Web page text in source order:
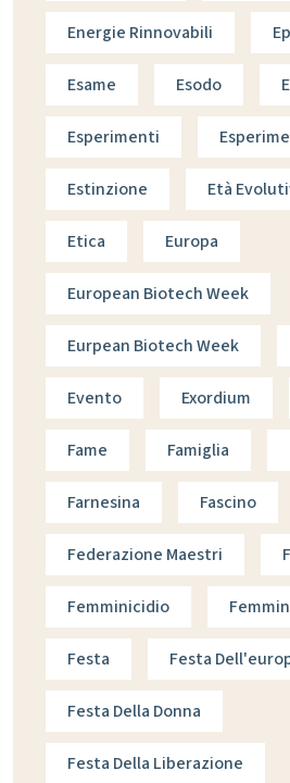
Energie Rinnovabili
Esame Esodo
Esperimenti
Estinzione Età
Etica Europa
European Biotech Week
Eurpean Biotech Week
Evento Exordium
Fame Famiglia
Farnesina Fascino
Federazione Maestri
Femminicidio
Festa Festa
Festa Della Donna
Festa Della Liberazione